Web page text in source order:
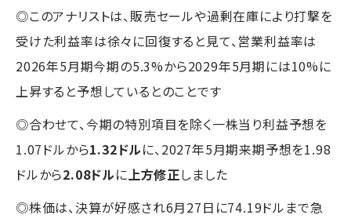
◎このアナリストは、販売セールや過剰在庫により打撃を
受けた利益率は徐々に回復すると見て、営業利益率は
2026年5月期今期の5.3%から2029年5月期には10%に
上昇すると予想しているとのことです
◎合わせて、今期の特別項目を除く一株当り利益予想を
1.07ドルから1.32ドルに、2027年5月期来期予想を1.98
ドルから2.08ドルに上方修正しました
◎株価は、決算が好感され6月27日に74.19ドルまで急